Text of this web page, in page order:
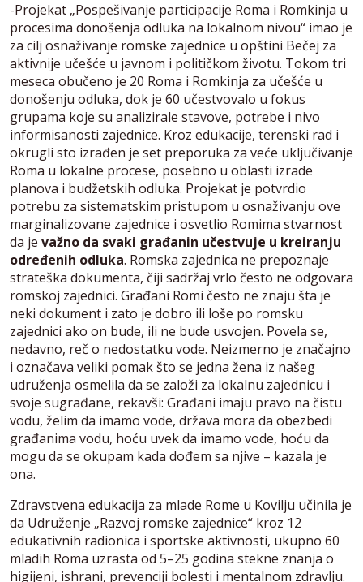
-Projekat „Pospešivanje participacije Roma i Romkinja u
procesima donošenja odluka na lokalnom nivou“ imao je
za cilj osnaživanje romske zajednice u opštini Bečej za
aktivnije učešće u javnom i političkom životu. Tokom tri
meseca obučeno je 20 Roma i Romkinja za učešće u
donošenju odluka, dok je 60 učestvovalo u fokus
grupama koje su analizirale stavove, potrebe i nivo
informisanosti zajednice. Kroz edukacije, terenski rad i
okrugli sto izrađen je set preporuka za veće uključivanje
Roma u lokalne procese, posebno u oblasti izrade
planova i budžetskih odluka. Projekat je potvrdio
potrebu za sistematskim pristupom u osnaživanju ove
marginalizovane zajednice i osvetlio Romima stvarnost
da je važno da svaki građanin učestvuje u kreiranju
određenih odluka. Romska zajednica ne prepoznaje
strateška dokumenta, čiji sadržaj vrlo često ne odgovara
romskoj zajednici. Građani Romi često ne znaju šta je
neki dokument i zato je dobro ili loše po romsku
zajednici ako on bude, ili ne bude usvojen. Povela se,
nedavno, reč o nedostatku vode. Neizmerno je značajno
i označava veliki pomak što se jedna žena iz našeg
udruženja osmelila da se založi za lokalnu zajednicu i
svoje sugrađane, rekavši: Građani imaju pravo na čistu
vodu, želim da imamo vode, država mora da obezbedi
građanima vodu, hoću uvek da imamo vode, hoću da
mogu da se okupam kada dođem sa njive – kazala je
ona.
Zdravstvena edukacija za mlade Rome u Kovilju učinila je
da Udruženje „Razvoj romske zajednice“ kroz 12
edukativnih radionica i sportske aktivnosti, ukupno 60
mladih Roma uzrasta od 5–25 godina stekne znanja o
higijeni, ishrani, prevenciji bolesti i mentalnom zdravlju.